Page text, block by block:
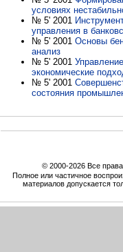
условиях
№ 5' 2001
управления в
№ 5' 2001 Основы
анализ
№ 5' 2001
экономические
№ 5' 2001
состояния
© 2000-2026 Все
Полное или частичное
материалов допускается